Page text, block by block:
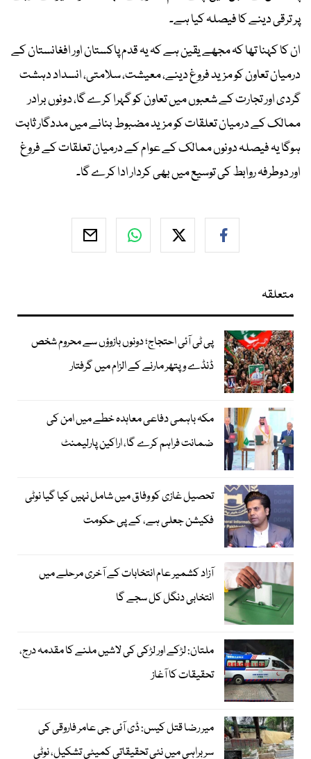
پر ترقی دینے کا فیصلہ کیا ہے۔
ان کا کہنا تھا کہ مجھے یقین ہے کہ یہ قدم پاکستان اور افغانستان کے
درمیان تعاون کو مزید فروغ دینے، معیشت، سلامتی، انسداد دہشت
گردی اور تجارت کے شعبوں میں تعاون کو گہرا کرے گا، دونوں برادر
ممالک کے درمیان تعلقات کو مزید مضبوط بنانے میں مددگار ثابت
ہوگا یہ فیصلہ دونوں ممالک کے عوام کے درمیان تعلقات کے فروغ
اور دوطرفہ روابط کی توسیع میں بھی کردار ادا کرے گا۔
متعلقہ
پی ٹی آئی احتجاج؛ دونوں بازوؤں سے محروم شخص
ڈنڈے و پتھر مارنے کے الزام میں گرفتار
مکہ باہمی دفاعی معاہدہ خطے میں امن کی
ضمانت فراہم کرے گا، اراکین پارلیمنٹ
تحصیل غازی کو وفاق میں شامل نہیں کیا گیا نوٹی
فکیشن جعلی ہے، کے پی حکومت
آزاد کشمیر عام انتخابات کے آخری مرحلے میں
انتخابی دنگل کل سجے گا
ملتان: لڑکے اور لڑکی کی لاشیں ملنے کا مقدمہ درج،
تحقیقات کا آغاز
میر رضا قتل کیس: ڈی آئی جی عامر فاروقی کی
سربراہی میں نئی تحقیقاتی کمیٹی تشکیل، نوٹی